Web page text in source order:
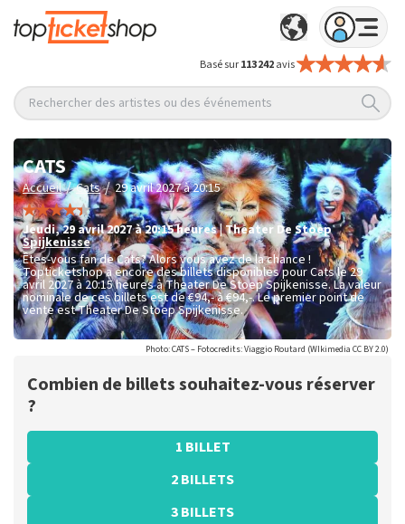
Basé sur113 242avis
Rechercher des artistes ou des événements
CATS
Accueil / Cats / 29 avril 2027 à 20:15
jeudi,29 avril 2027 à 20:15heures|Theater De Stoep
Spijkenisse
Êtes-vous fan de Cats? Alors vous avez de la chance !
Topticketshop a encore des billets disponibles pour Cats le 29
avril 2027 à 20:15 heures à Theater De Stoep Spijkenisse. La valeur
nominale de ces billets est de€94,- à €94,-. Le premier point de
vente est Theater De Stoep Spijkenisse.
Photo: CATS – Fotocredits: Viaggio Routard (WIkimedia CC BY 2.0)
Combien de billets souhaitez-vous réserver
?
1 BILLET
2 BILLETS
3 BILLETS